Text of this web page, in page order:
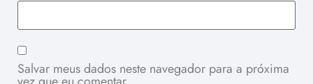
Salvar meus dados neste navegador para a próxima